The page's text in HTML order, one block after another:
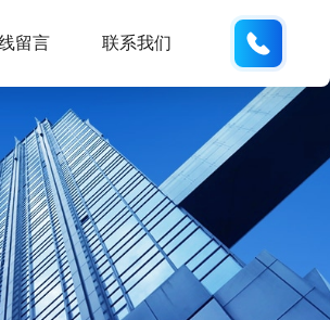
留言 联系我们